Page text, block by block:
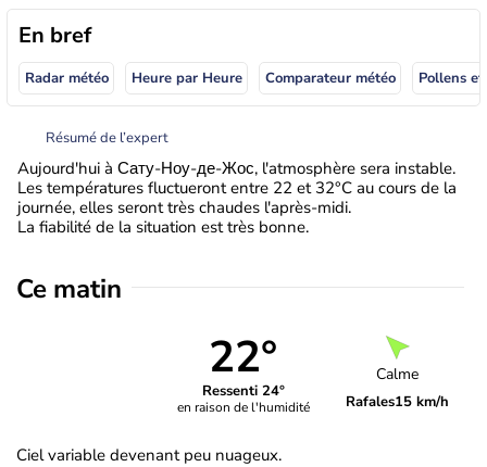
En bref
Radar météo Heure par Heure Comparateur météo Pollens
Résumé de l’expert
Aujourd'hui à Сату-Ноу-де-Жос, l'atmosphère sera instable.
Les températures fluctueront entre 22 et 32°C au cours de la
journée, elles seront très chaudes l'après-midi.
La fiabilité de la situation est très bonne.
Ce matin
22°
Ressenti 24°
en raison de l'humidité
Calme
Rafales15 km/h
Ciel variable devenant peu nuageux.